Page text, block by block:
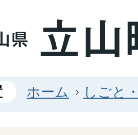
ホーム しごと